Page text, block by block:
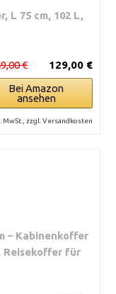
L 75 cm, 102 L,
129,00 €
€
Bei Amazon
ansehen
MwSt., zzgl. Versandkosten
– Kabinenkoffer
Reisekoffer für